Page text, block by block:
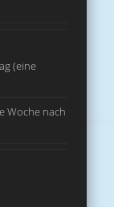
(eine
Woche nach